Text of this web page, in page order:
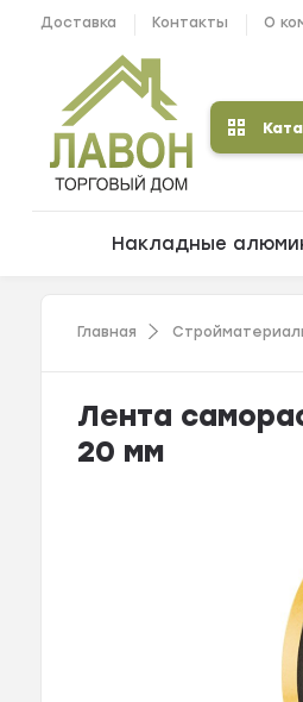
Доставка Контакты О
Накладные
Главная
Лента
20 мм